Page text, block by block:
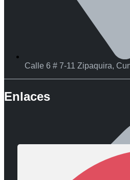
Calle 6 # 7-11 Zipaquira,
Enlaces